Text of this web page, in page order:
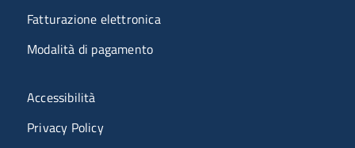
Fatturazione elettronica
Modalità di pagamento
Menù riferimenti
Accessibilità
Privacy Policy